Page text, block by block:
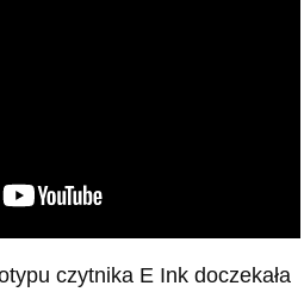
czytnika E Ink doczekała